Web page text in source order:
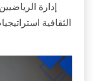
إدارة
الثقافية